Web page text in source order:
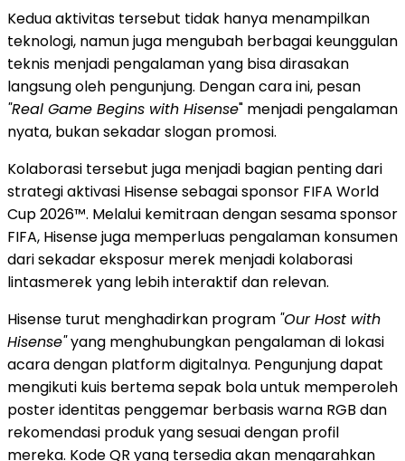
Kedua aktivitas tersebut tidak hanya menampilkan
teknologi, namun juga mengubah berbagai keunggulan
teknis menjadi pengalaman yang bisa dirasakan
langsung oleh pengunjung. Dengan cara ini, pesan
"Real Game Begins with Hisense" menjadi pengalaman
nyata, bukan sekadar slogan promosi.
Kolaborasi tersebut juga menjadi bagian penting dari
strategi aktivasi Hisense sebagai sponsor FIFA World
Cup 2026™. Melalui kemitraan dengan sesama sponsor
FIFA, Hisense juga memperluas pengalaman konsumen
dari sekadar eksposur merek menjadi kolaborasi
lintasmerek yang lebih interaktif dan relevan.
Hisense turut menghadirkan program "Our Host with
Hisense"yang menghubungkan pengalaman di lokasi
acara dengan platform digitalnya. Pengunjung dapat
mengikuti kuis bertema sepak bola untuk memperoleh
poster identitas penggemar berbasis warna RGB dan
rekomendasi produk yang sesuai dengan profil
mereka. Kode QR yang tersedia akan mengarahkan